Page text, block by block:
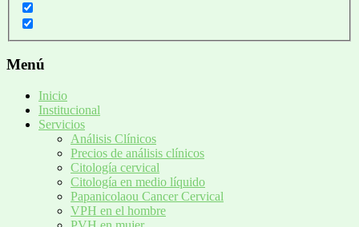
Menú
Inicio
Institucional
Servicios
Análisis Clínicos
Precios de análisis clínicos
Citología cervical
Citología en medio líquido
Papanicolaou Cancer Cervical
VPH en el hombre